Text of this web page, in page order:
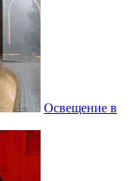
Освещение в